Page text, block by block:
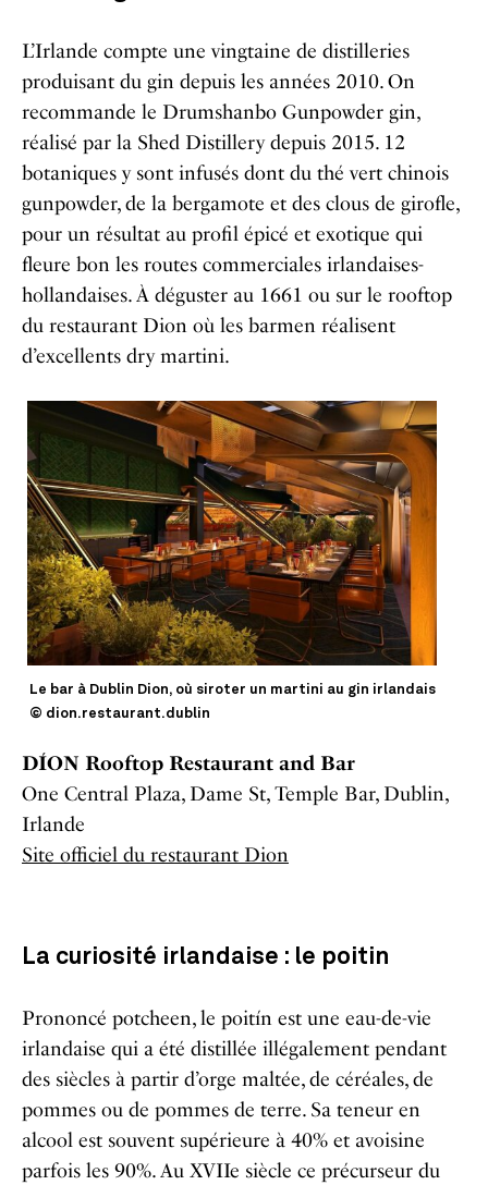
L’Irlande compte une vingtaine de distilleries
produisant du gin depuis les années 2010. On
recommande le Drumshanbo Gunpowder gin,
réalisé par la Shed Distillery depuis 2015. 12
botaniques y sont infusés dont du thé vert chinois
gunpowder, de la bergamote et des clous de girofle,
pour un résultat au profil épicé et exotique qui
fleure bon les routes commerciales irlandaises-
hollandaises. À déguster au 1661 ou sur le rooftop
du restaurant Dion où les barmen réalisent
d’excellents dry martini.
Le bar à Dublin Dion, où siroter un martini au gin irlandais
© dion.restaurant.dublin
DÍON Rooftop Restaurant and Bar
One Central Plaza, Dame St, Temple Bar, Dublin,
Irlande
Site officiel du restaurant Dion
La curiosité irlandaise : le poitin
Prononcé potcheen, le poitín est une eau-de-vie
irlandaise qui a été distillée illégalement pendant
des siècles à partir d’orge maltée, de céréales, de
pommes ou de pommes de terre. Sa teneur en
alcool est souvent supérieure à 40% et avoisine
parfois les 90%. Au XVIIe siècle ce précurseur du